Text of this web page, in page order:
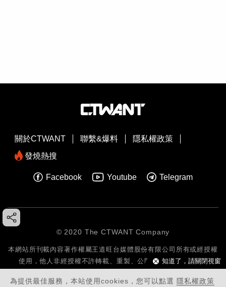
為提供最佳服務，本站使用cookies，您可以點選 隱私權政策
知道了，請關閉視窗
關於CTWANT 聯繫&爆料
隱私權政策
發燒熱搜
Facebook Youtube Telegram
© 2020 The CTWANT Company
本網站所刊載內容著作權屬王道旺台媒體股份有限公司所有或經授權
使用，他人非經授權不許轉載、重製、公開播送或公開傳輸。